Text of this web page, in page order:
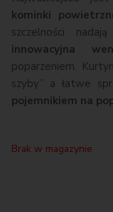
kominki
szczelności
innowacyjna
poparzeniem.
szyby” a łatwe
pojemnikiem na
Brak w magazynie